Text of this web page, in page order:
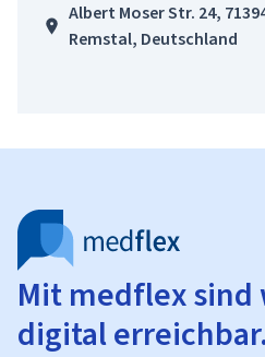
Albert Moser Str. 24,
Remstal, Deutschland
Mit medflex sind
digital erreichbar.